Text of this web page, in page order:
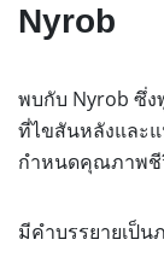
Nyrob
พบกับ Nyrob ซึ่ง
ที่ไขสันหลังและแ
กำหนดคุณภาพชี
มีคำบรรยายเป็น